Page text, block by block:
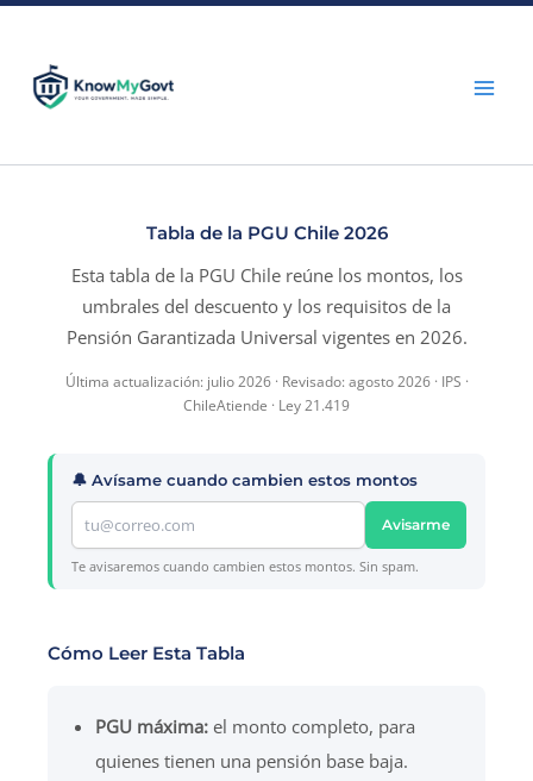
content
Tabla de la PGU Chile 2026
Esta tabla de la PGU Chile reúne los montos, los
umbrales del descuento y los requisitos de la
Pensión Garantizada Universal vigentes en 2026.
Última actualización: julio 2026 · Revisado: agosto 2026 · IPS ·
ChileAtiende · Ley 21.419
🔔 Avísame cuando cambien estos montos
Avisarme
Te avisaremos cuando cambien estos montos. Sin spam.
Cómo Leer Esta Tabla
PGU máxima: el monto completo, para
quienes tienen una pensión base baja.